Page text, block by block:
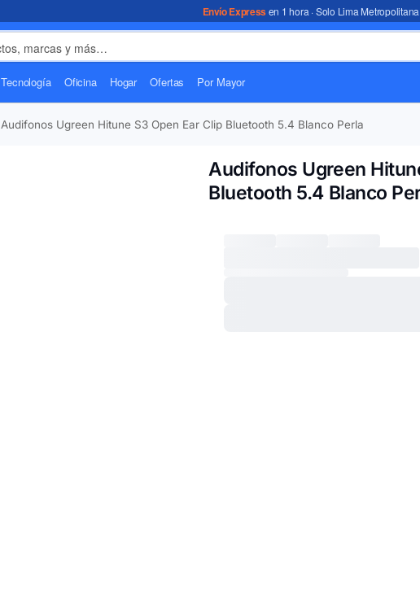
Envío Expressen 1 hora · Solo Lima Metropolitana
Tecnología Oficina Hogar Ofertas Por Mayor
Audifonos Ugreen Hitune S3 Open Ear Clip Bluetooth 5.4 Blanco Perla
Audifonos Ugreen
Bluetooth 5.4 Blanco